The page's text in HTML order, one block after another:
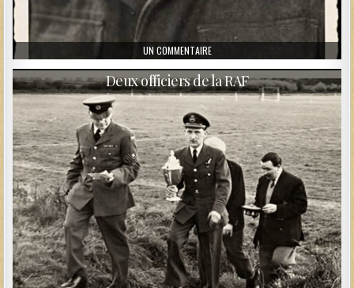
UN COMMENTAIRESUR CHASSEUR ALPIN
Deux officiers de la RAF